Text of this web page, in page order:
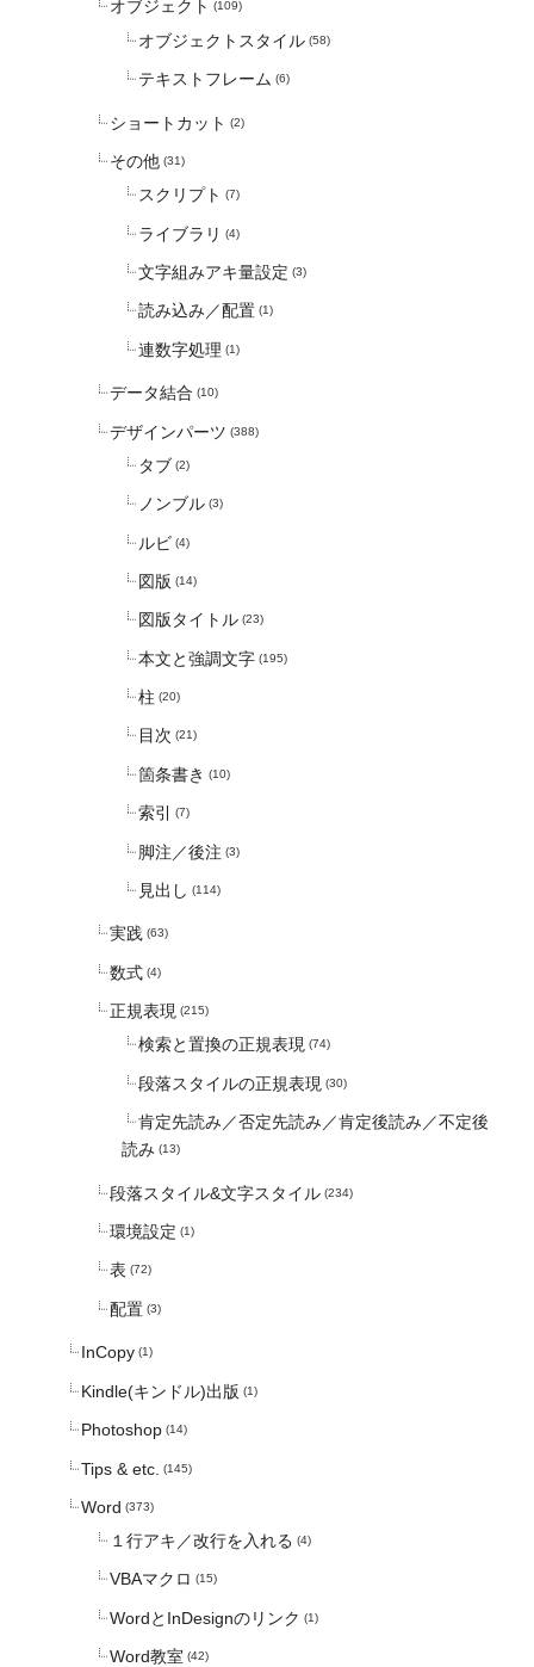
オブジェクト (109)
オブジェクトスタイル (58)
テキストフレーム (6)
ショートカット (2)
その他 (31)
スクリプト (7)
ライブラリ (4)
文字組みアキ量設定 (3)
読み込み／配置 (1)
連数字処理 (1)
データ結合 (10)
デザインパーツ (388)
タブ (2)
ノンブル (3)
ルビ (4)
図版 (14)
図版タイトル (23)
本文と強調文字 (195)
柱 (20)
目次 (21)
箇条書き (10)
索引 (7)
脚注／後注 (3)
見出し (114)
実践 (63)
数式 (4)
正規表現 (215)
検索と置換の正規表現 (74)
段落スタイルの正規表現 (30)
肯定先読み／否定先読み／肯定後読み／不定後
読み (13)
段落スタイル&文字スタイル (234)
環境設定 (1)
表 (72)
配置 (3)
InCopy (1)
Kindle(キンドル)出版 (1)
Photoshop (14)
Tips & etc. (145)
Word (373)
１行アキ／改行を入れる (4)
VBAマクロ (15)
WordとInDesignのリンク (1)
Word教室 (42)